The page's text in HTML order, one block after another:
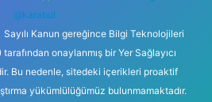
@karabul
Sayılı Kanun gereğince Bilgi Teknolojileri
onaylanmış bir Yer Sağlayıcı
Bu nedenle, sitedeki içerikleri proaktif
yükümlülüğümüz bulunmamaktadır.